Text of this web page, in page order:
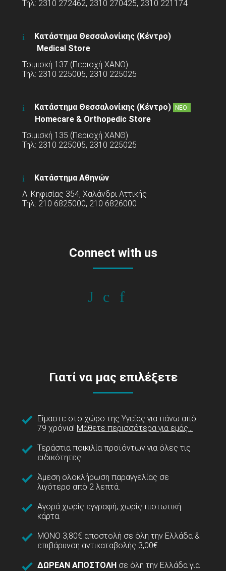
Τηλ: 2310 272462, 2310 270425, 2310 221174
Κατάστημα Θεσσαλονίκης (Κέντρο)
Medical Store
Τσιμισκή 137 (Περιοχή ΧΑΝΘ)
Τηλ: 2310 225005, 2310 225025
Κατάστημα Θεσσαλονίκης (Κέντρο) ΝΕΟ
Homecare & Orthopedic Store
Τσιμισκή 135 (Περιοχή ΧΑΝΘ)
Τηλ: 2310 225005, 2310 225025
Κατάστημα Αθηνών
Λ. Κηφισίας 354, Χαλάνδρι Αττικής
Τηλ: 210 6825000, 210 6826000
Connect with us
Γιατί να μας επιλέξετε
Είμαστε στο χώρο της Υγείας για πάνω από
79 χρόνια! Μάθετε περισσότερα για εμάς...
Τεράστια ποικιλία προϊόντων για όλες τις
ειδικότητες.
Άμεση ολοκλήρωση παραγγελίας σε
λιγότερο από 2 λεπτά.
Αγορά χωρίς εγγραφή, χωρίς πιστωτική
κάρτα.
ΜΟΝΟ 3,80€ αποστολή σε όλη την Ελλάδα &
επιβάρυνση αντικαταβολής 3,00€.
ΔΩΡΕΑΝ ΑΠΟΣΤΟΛΗ σε όλη την Ελλάδα για